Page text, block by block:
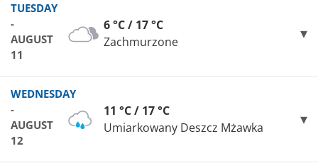
TUESDAY
-
AUGUST
11
6 °C / 17 °C
Zachmurzone
WEDNESDAY
-
AUGUST
12
11 °C / 17 °C
Umiarkowany Deszcz Mżawka